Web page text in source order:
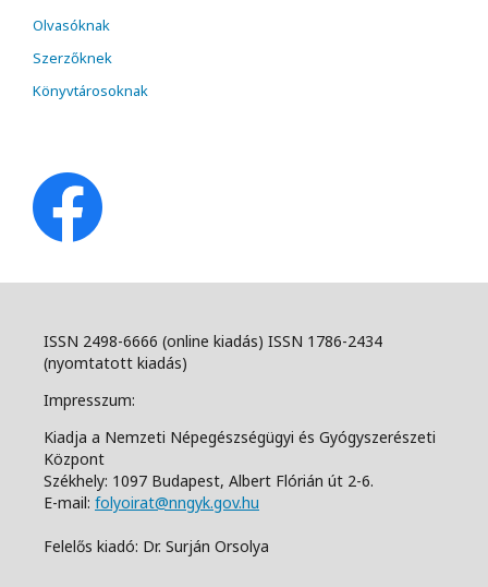
Olvasóknak
Szerzőknek
Könyvtárosoknak
ISSN 2498-6666 (online kiadás) ISSN 1786-2434
(nyomtatott kiadás)
Impresszum:
Kiadja a Nemzeti Népegészségügyi és Gyógyszerészeti
Központ
Székhely: 1097 Budapest, Albert Flórián út 2-6.
E-mail: folyoirat@nngyk.gov.hu
Felelős kiadó: Dr. Surján Orsolya